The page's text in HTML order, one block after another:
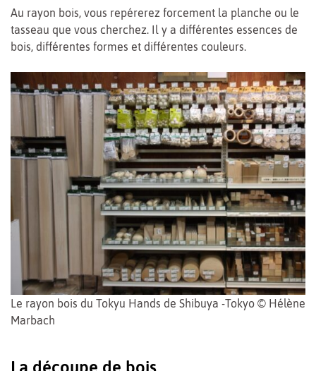
Au rayon bois, vous repérerez forcement la planche ou le
tasseau que vous cherchez. Il y a différentes essences de
bois, différentes formes et différentes couleurs.
Le rayon bois du Tokyu Hands de Shibuya -Tokyo © Hélène
Marbach